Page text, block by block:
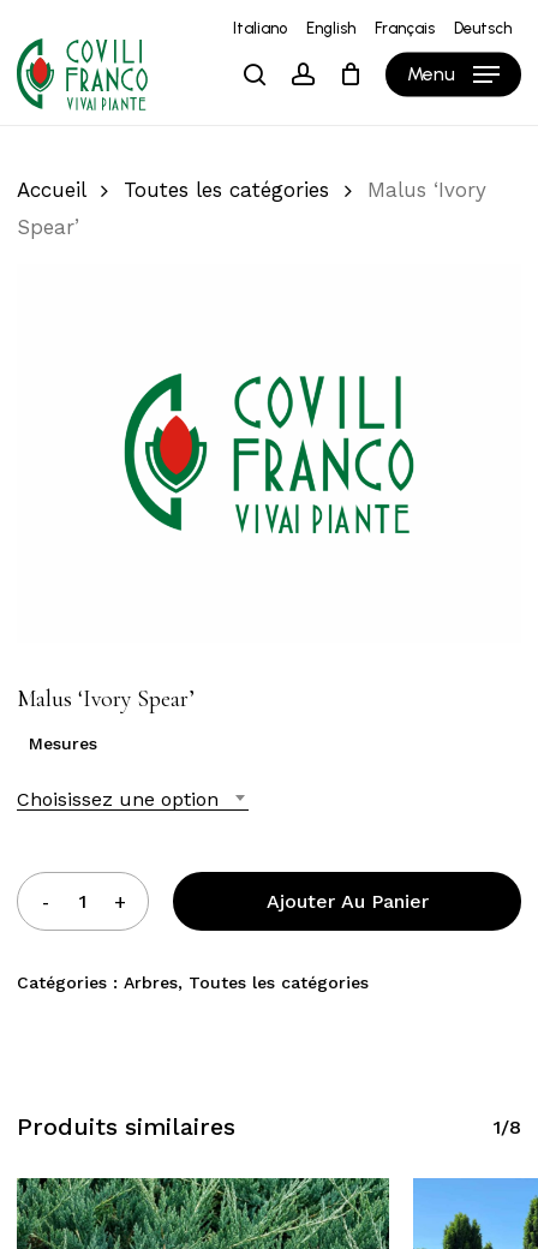
main
content
Italiano English Français Deutsch
searchaccount Menu
Panier Close
Cart
Accueil Toutes les catégories
Malus ‘Ivory
Spear’
Malus ‘Ivory Spear’
Mesures
Choisissez une option
Ajouter Au Panier
Catégories : Arbres, Toutes les catégories
Produits similaires 1/8